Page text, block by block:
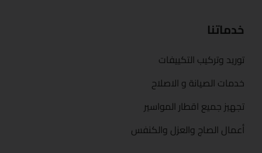
خدماتنا
توريد وتركيب التكييفات
خدمات الصيانة و الاصلاح
تجهيز جميع اقطار المواسير
أعمال الصاج والعزل والكنفس